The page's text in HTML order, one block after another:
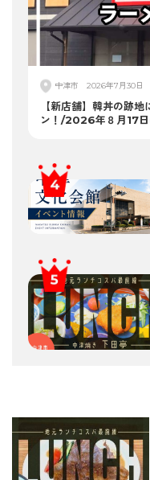
中津市 2026年7月30日
【新店舗】韓丼の跡
ン！/2026年８月17